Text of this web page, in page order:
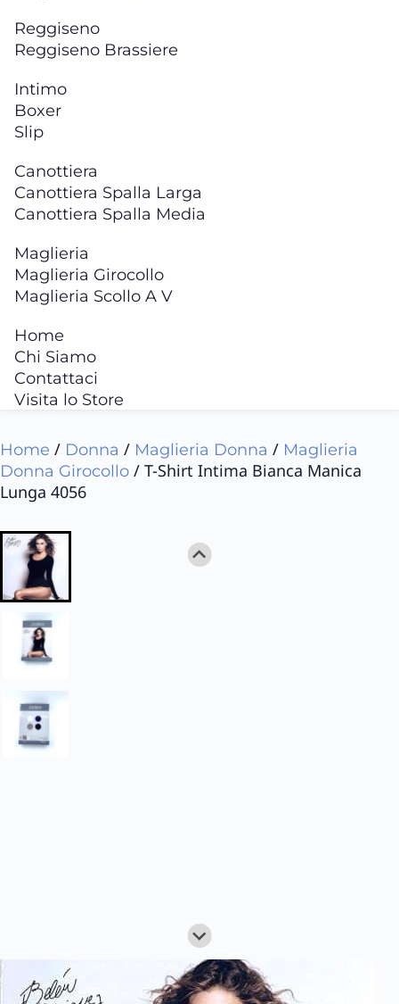
Reggiseno
Reggiseno Brassiere
Intimo
Boxer
Slip
Canottiera
Canottiera Spalla Larga
Canottiera Spalla Media
Maglieria
Maglieria Girocollo
Maglieria Scollo A V
Home
Chi Siamo
Contattaci
Visita lo Store
Home / Donna / Maglieria Donna / Maglieria
Donna Girocollo / T-Shirt Intima Bianca Manica
Lunga 4056